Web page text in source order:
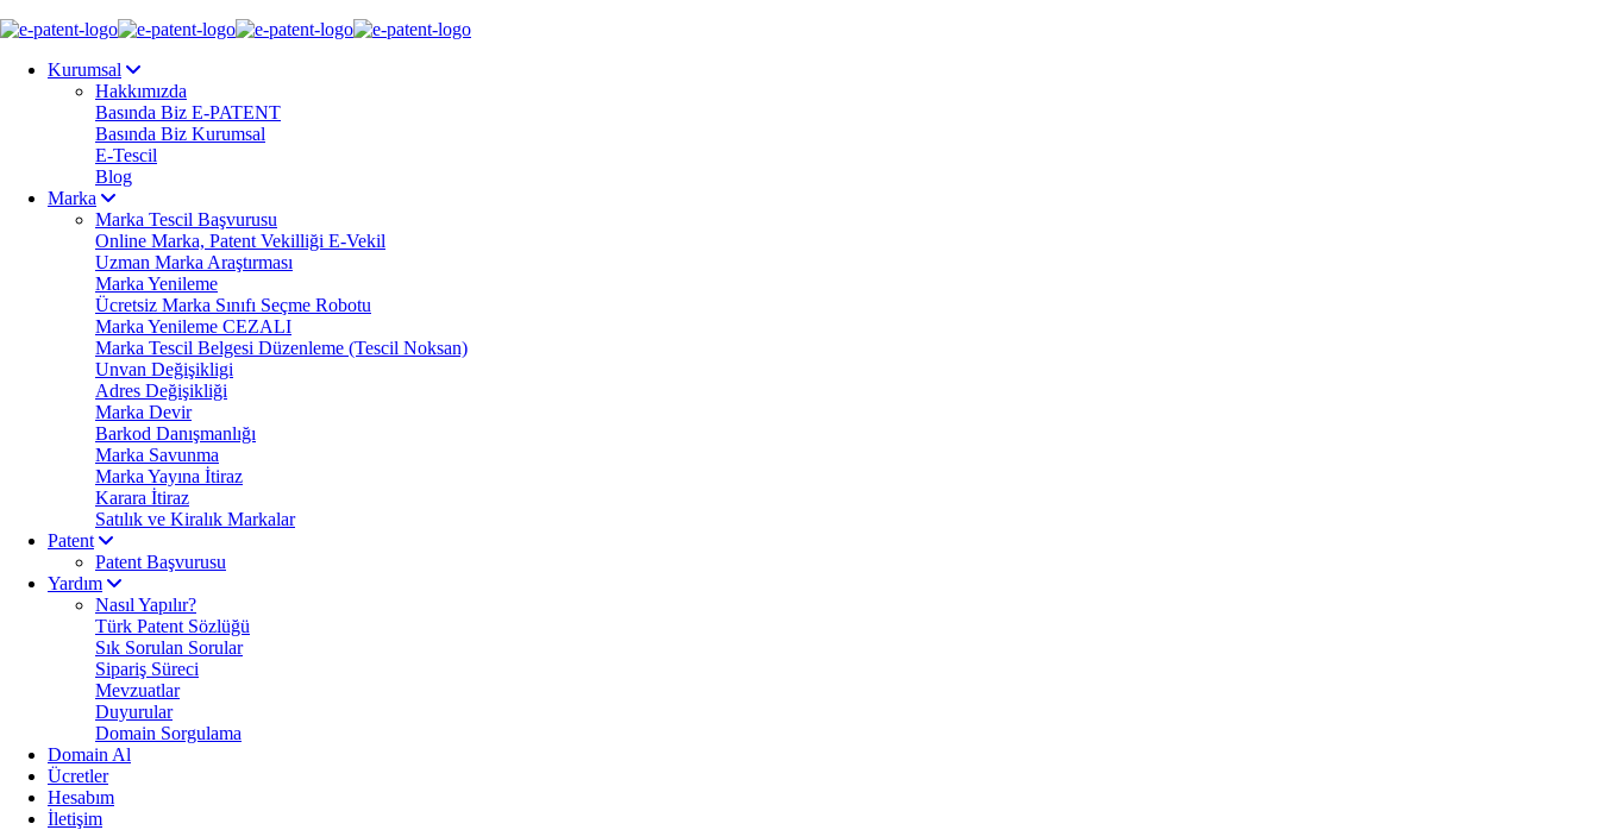
Kurumsal
Hakkımızda
Basında Biz E-PATENT
Basında Biz Kurumsal
E-Tescil
Blog
Marka
Marka Tescil Başvurusu
Online Marka, Patent Vekilliği E-Vekil
Uzman Marka Araştırması
Marka Yenileme
Ücretsiz Marka Sınıfı Seçme Robotu
Marka Yenileme CEZALI
Marka Tescil Belgesi Düzenleme (Tescil Noksan)
Unvan Değişikligi
Adres Değişikliği
Marka Devir
Barkod Danışmanlığı
Marka Savunma
Marka Yayına İtiraz
Karara İtiraz
Satılık ve Kiralık Markalar
Patent
Patent Başvurusu
Yardım
Nasıl Yapılır?
Türk Patent Sözlüğü
Sık Sorulan Sorular
Sipariş Süreci
Mevzuatlar
Duyurular
Domain Sorgulama
Domain Al
Ücretler
Hesabım
İletişim